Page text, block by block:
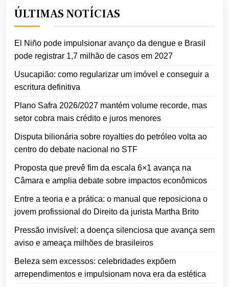
ÚLTIMAS NOTÍCIAS
El Niño pode impulsionar avanço da dengue e Brasil
pode registrar 1,7 milhão de casos em 2027
Usucapião: como regularizar um imóvel e conseguir a
escritura definitiva
Plano Safra 2026/2027 mantém volume recorde, mas
setor cobra mais crédito e juros menores
Disputa bilionária sobre royalties do petróleo volta ao
centro do debate nacional no STF
Proposta que prevê fim da escala 6×1 avança na
Câmara e amplia debate sobre impactos econômicos
Entre a teoria e a prática: o manual que reposiciona o
jovem profissional do Direito da jurista Martha Brito
Pressão invisível: a doença silenciosa que avança sem
aviso e ameaça milhões de brasileiros
Beleza sem excessos: celebridades expõem
arrependimentos e impulsionam nova era da estética